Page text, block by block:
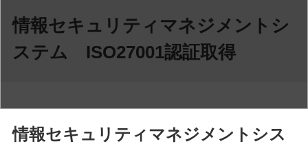
情報セキュリティマネジメントシ
ステム ISO27001認証取得
情報セキュリティマネジメントシス